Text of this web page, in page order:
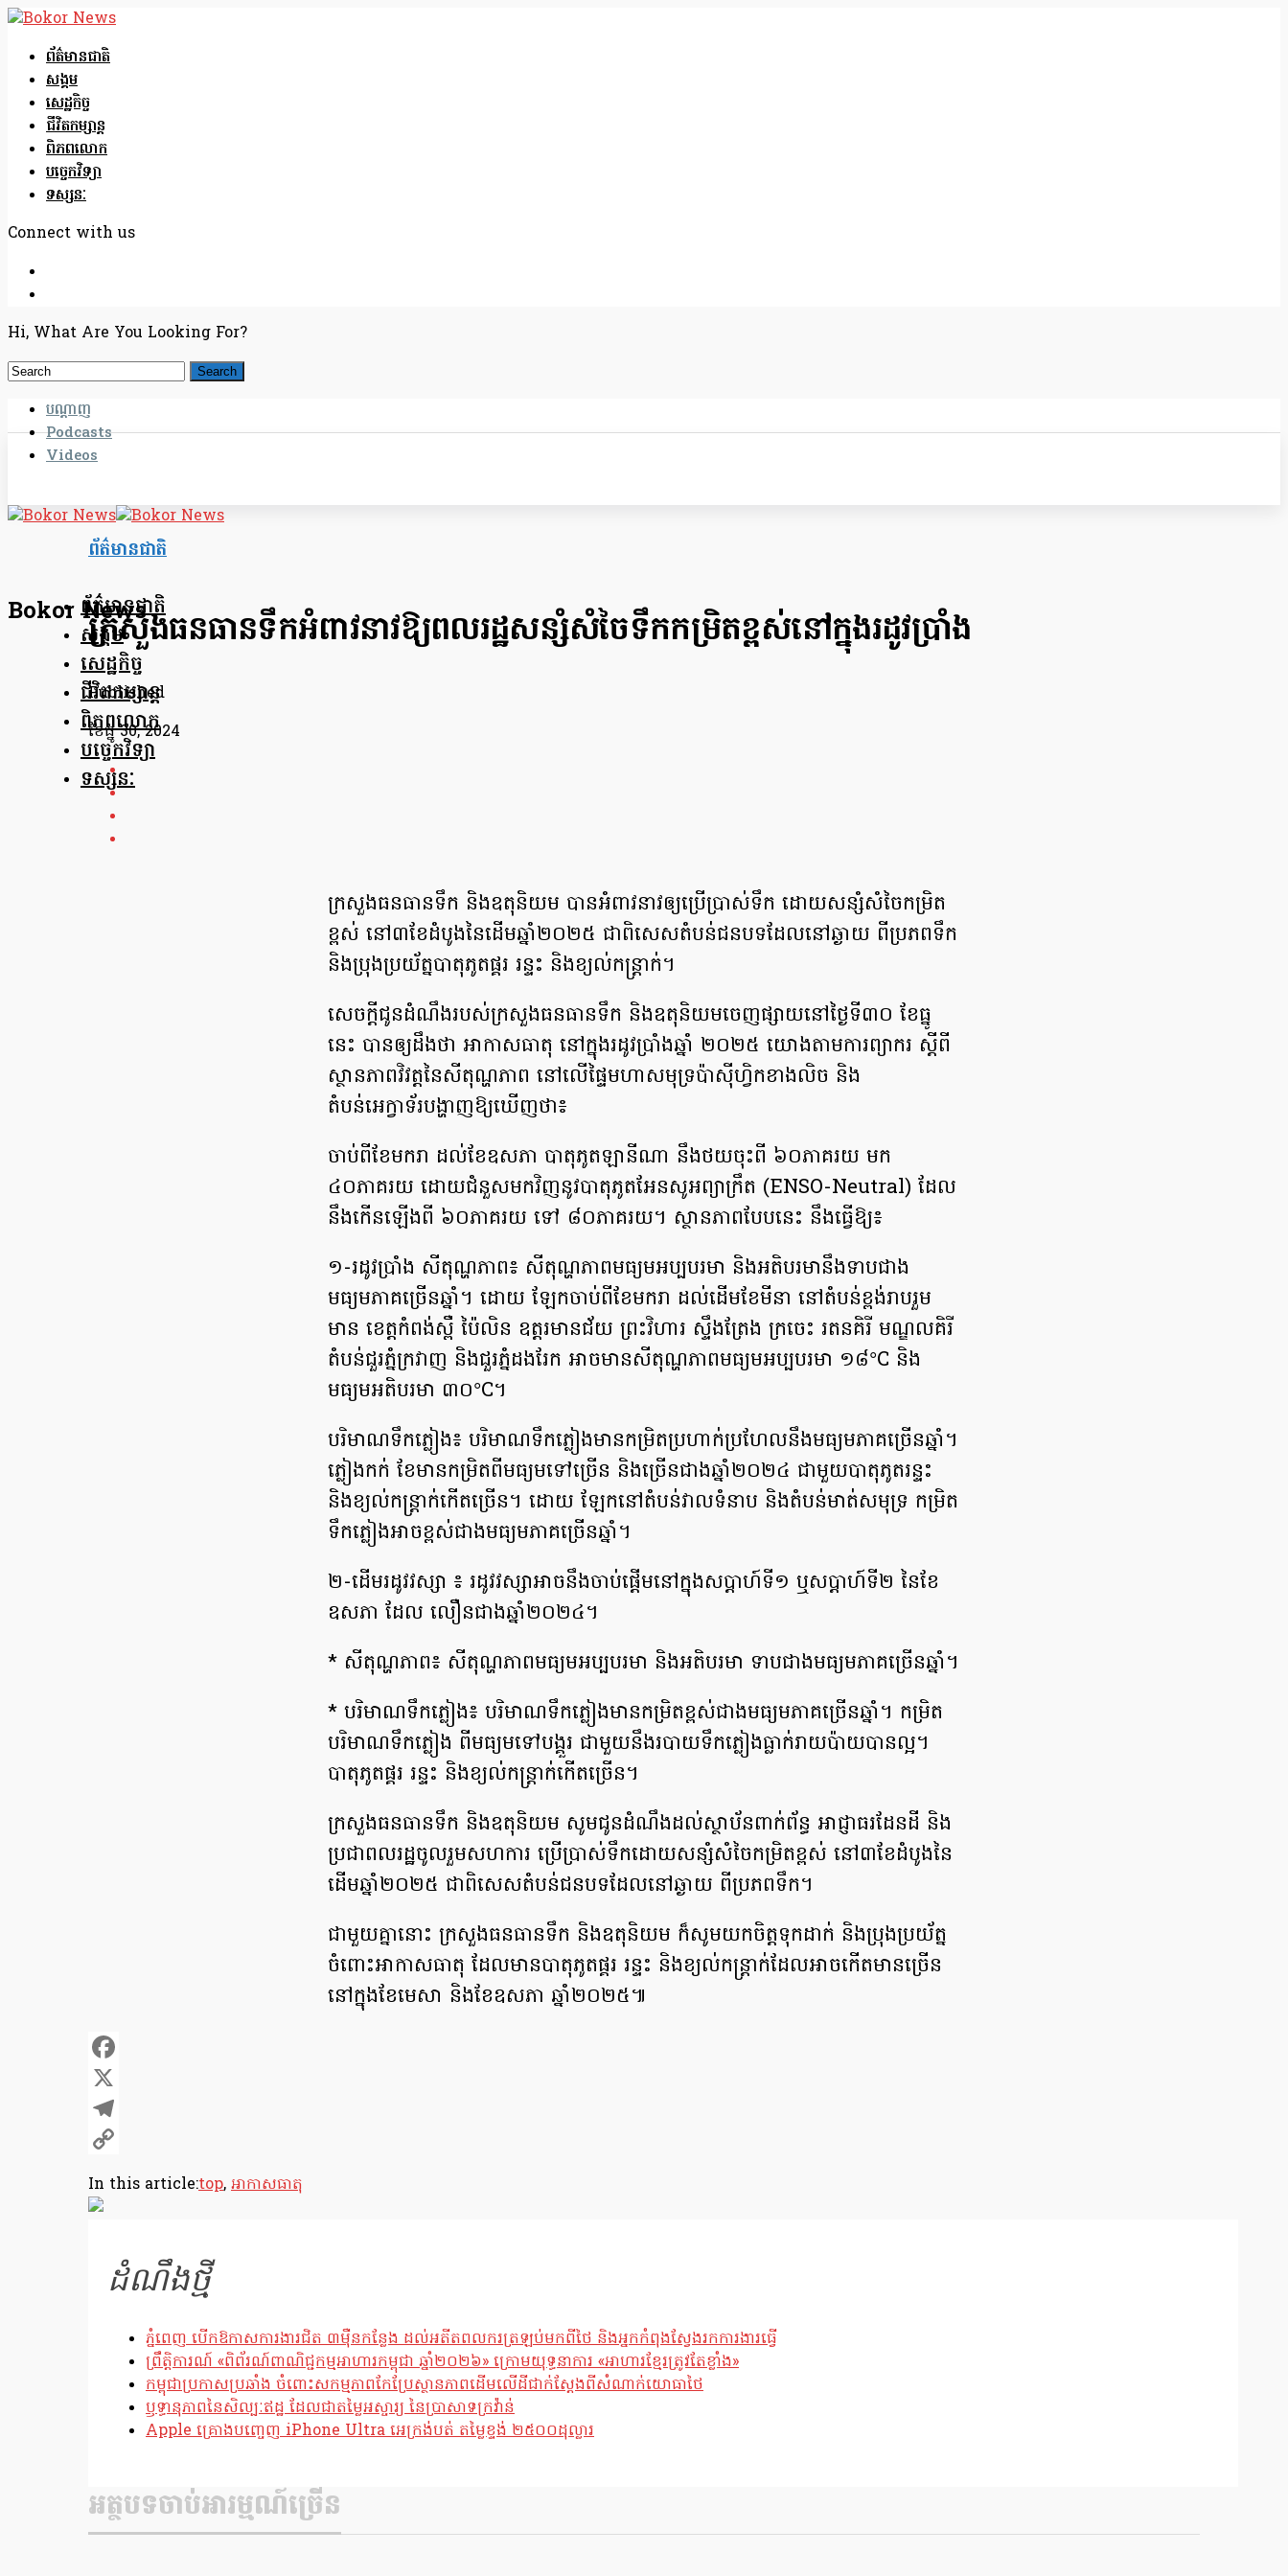
ព័ត៌មានជាតិ
សង្គម
សេដ្ឋកិច្ច
ជីវិតកម្សាន្ត
ពិភពលោក
បច្ចេកវិទ្យា
ទស្សនៈ
Connect with us
Hi, What Are You Looking For?
បណ្តាញ
Podcasts
Videos
Bokor News
ព័ត៌មានជាតិ
សង្គម
សេដ្ឋកិច្ច
ជីវិតកម្សាន្ត
ពិភពលោក
បច្ចេកវិទ្យា
ទស្សនៈ
ព័ត៌មានជាតិ
ក្រសួងធនធានទឹកអំពាវនាវ​ឱ្យ​ពលរដ្ឋ​សន្សំសំចៃទឹក​កម្រិតខ្ពស់​នៅ​ក្នុង​រដូវប្រាំង
Published
ខែ​ធ្នូ 30, 2024
ក្រសួងធនធានទឹក និងឧតុនិយម បានអំពាវនាវឲ្យប្រើប្រាស់ទឹក ដោយសន្សំសំចៃកម្រិត
ខ្ពស់ នៅ៣ខែដំបូងនៃដើមឆ្នាំ២០២៥ ជាពិសេសតំបន់ជនបទដែលនៅឆ្ងាយ ពីប្រភពទឹក
និងប្រុងប្រយ័ត្នបាតុភូតផ្គរ រន្ទះ និងខ្យល់កន្ត្រាក់។
សេចក្ដីជូនដំណឹងរបស់ក្រសួងធនធានទឹក និង​ឧតុនិយម​ចេញផ្សាយ​នៅ​ថ្ងៃទី៣០​ ខែធ្នូ
នេះ បានឲ្យដឹងថា អាកាសធាតុ នៅក្នុងរដូវប្រាំងឆ្នាំ ២០២៥ យោងតាមការព្យាករ ស្តីពី
ស្ថានភាពវិវត្តនៃសីតុណ្ហភាព នៅលើផ្ទៃមហាសមុទ្រប៉ាស៊ីហ្វិកខាងលិច និង
តំបន់អេក្វាទ័របង្ហាញឱ្យឃើញថា៖
ចាប់ពីខែមករា ដល់ខែឧសភា បាតុភូតឡានីណា នឹងថយចុះពី ៦០ភាគរយ មក
៤០ភាគរយ ដោយជំនួសមកវិញនូវបាតុភូតអែនសូអព្យាក្រឹត (ENSO-Neutral) ដែល
នឹងកើនឡើងពី ៦០ភាគរយ ទៅ ៨០ភាគរយ។ ស្ថានភាពបែបនេះ នឹងធ្វើឱ្យ៖
១-រដូវប្រាំង សីតុណ្ហភាព៖ សីតុណ្ហភាពមធ្យមអប្បបរមា និងអតិបរមានឹងទាបជាង
មធ្យមភាគច្រើនឆ្នាំ។ ដោយ ឡែកចាប់ពីខែមករា ដល់ដើមខែមីនា នៅតំបន់ខ្ពង់រាបរួម
មាន ខេត្តកំពង់ស្ពឺ ប៉ៃលិន ឧត្តរមានជ័យ ព្រះវិហារ ស្ទឹងត្រែង ក្រចេះ រតនគិរី មណ្ឌលគិរី
តំបន់ជួរភ្នំក្រវាញ និងជួរភ្នំដងរែក អាចមានសីតុណ្ហភាពមធ្យមអប្បបរមា ១៨°C និង
មធ្យមអតិបរមា ៣០°C។
បរិមាណទឹកភ្លៀង៖ បរិមាណទឹកភ្លៀងមានកម្រិតប្រហាក់ប្រហែលនឹងមធ្យមភាគច្រើនឆ្នាំ។
ភ្លៀងកក់ ខែមានកម្រិតពីមធ្យមទៅច្រើន និងច្រើនជាងឆ្នាំ២០២៤ ជាមួយបាតុភូតរន្ទះ
និងខ្យល់កន្ត្រាក់កើតច្រើន។ ដោយ ឡែកនៅតំបន់វាលទំនាប និងតំបន់មាត់សមុទ្រ កម្រិត
ទឹកភ្លៀងអាចខ្ពស់ជាងមធ្យមភាគច្រើនឆ្នាំ។
២-ដើមរដូវវស្សា ៖ រដូវវស្សាអាចនឹងចាប់ផ្តើមនៅក្នុងសប្តាហ៍ទី១ ឬសប្តាហ៍ទី២ នៃខែ
ឧសភា ដែល លឿនជាងឆ្នាំ២០២៤។
* សីតុណ្ហភាព៖ សីតុណ្ហភាពមធ្យមអប្បបរមា និងអតិបរមា ទាបជាងមធ្យមភាគច្រើនឆ្នាំ។
* បរិមាណទឹកភ្លៀង៖ បរិមាណទឹកភ្លៀងមានកម្រិតខ្ពស់ជាងមធ្យមភាគច្រើនឆ្នាំ។ កម្រិត
បរិមាណទឹកភ្លៀង ពីមធ្យមទៅបង្គួរ ជាមួយនឹងរបាយទឹកភ្លៀងធ្លាក់រាយប៉ាយបានល្អ។
បាតុភូតផ្គរ រន្ទះ និងខ្យល់កន្ត្រាក់កើតច្រើន។
ក្រសួងធនធានទឹក និងឧតុនិយម សូមជូនដំណឹងដល់ស្ថាប័នពាក់ព័ន្ធ អាជ្ញាធរដែនដី និង
ប្រជាពលរដ្ឋចូលរួមសហការ ប្រើប្រាស់ទឹកដោយសន្សំសំចៃកម្រិតខ្ពស់ នៅ៣ខែដំបូងនៃ
ដើមឆ្នាំ២០២៥ ជាពិសេសតំបន់ជនបទដែលនៅឆ្ងាយ ពីប្រភពទឹក។
ជាមួយគ្នានោះ ក្រសួងធនធានទឹក និងឧតុនិយម ក៏សូមយកចិត្តទុកដាក់ និងប្រុងប្រយ័ត្ន
ចំពោះអាកាសធាតុ ដែលមានបាតុភូតផ្គរ រន្ទះ និងខ្យល់កន្ត្រាក់ដែលអាចកើតមានច្រើន
នៅក្នុងខែមេសា និងខែឧសភា ឆ្នាំ២០២៥៕
Facebook
X
Telegram
Link
In this article:top, អាកាសធាតុ
ដំណឹងថ្មី
ភ្នំពេញ បើកឱកាសការងារជិត ៣ម៉ឺនកន្លែង ដល់អតីតពលករត្រឡប់មកពីថៃ និងអ្នកកំពុងស្វែងរកការងារធ្វើ
ព្រឹត្តិការណ៍ «ពិព័រណ៍ពាណិជ្ជកម្មអាហារកម្ពុជា ឆ្នាំ២០២៦» ក្រោមយុទ្ធនាការ «អាហារខ្មែរត្រូវតែខ្លាំង»
កម្ពុជាប្រកាសប្រឆាំង ចំពោះសកម្មភាពកែប្រែស្ថានភាពដើមលើដីជាក់ស្តែងពីសំណាក់យោធាថៃ
ឫទ្ធានុភាពនៃសិល្បៈឥដ្ឋ ដែលជាតម្លៃអស្ចារ្យ នៃប្រាសាទក្រវ៉ាន់
Apple គ្រោងបញ្ចេញ iPhone Ultra អេក្រង់បត់ តម្លៃខ្ទង់ ២៥០០ដុល្លារ
អត្ថបទចាប់អារម្មណ៍ច្រើន